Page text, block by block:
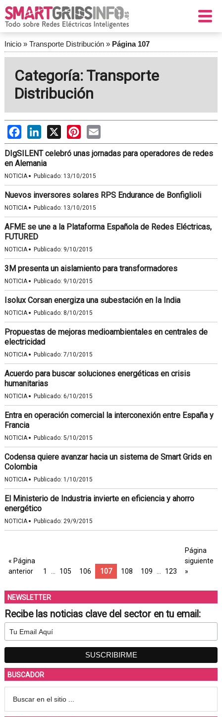
Inicio» Transporte Distribución» Página 107
Categoría: Transporte
Distribución
FacebookLinkedIn
X PinterestEmail
DIgSILENT celebró unas jornadas para operadores de redes
en Alemania
NOTICIA· Publicado: 13/10/2015
Nuevos inversores solares RPS Endurance de Bonfiglioli
NOTICIA· Publicado: 13/10/2015
AFME se une a la Plataforma Española de Redes Eléctricas,
FUTURED
NOTICIA· Publicado: 9/10/2015
3M presenta un aislamiento para transformadores
NOTICIA· Publicado: 9/10/2015
Isolux Corsan energiza una subestación en Ia India
NOTICIA· Publicado: 8/10/2015
Propuestas de mejoras medioambientales en centrales de
electricidad
NOTICIA· Publicado: 7/10/2015
Acuerdo para buscar soluciones energéticas en crisis
humanitarias
NOTICIA· Publicado: 6/10/2015
Entra en operación comercial la interconexión entre España y
Francia
NOTICIA· Publicado: 5/10/2015
Codensa quiere avanzar hacia un sistema de Smart Grids en
Colombia
NOTICIA· Publicado: 1/10/2015
El Ministerio de Industria invierte en eficiencia y ahorro
energético
NOTICIA· Publicado: 29/9/2015
« Página
anterior
1 105 106 107 108 109 123
Página
siguiente
»
NEWSLETTER
Recibe las noticias clave del sector en tu email:
BUSCADOR